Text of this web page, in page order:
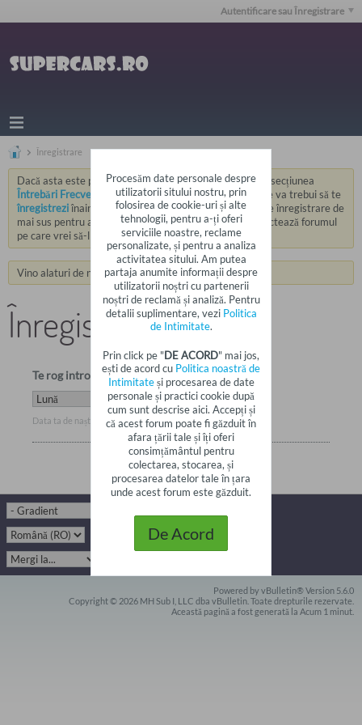
Autentificare sau Înregistrare
Înregistrare
Dacă asta este prima ta vizită, asigură-te că ai verificat secțiunea
Întrebări Frecvente
prin click pe linkul de mai sus. Poate va trebui să te
înregistreziînainte de a putea posta: dă click pe linkul de înregistrare de
mai sus pentru a continua. Pentru a vedea mesaje, selectează forumul
pe care vrei să-l vizitezi din selecția de mai jos.
Vino alaturi de noi peFacebook,TwittersiYoutube.
Înregistrare
Te rog introdu data ta de naștere
Data ta de naștere nu se poate modifica după înregistrare.
Powered by vBulletin® Version 5.6.0
Copyright © 2026 MH Sub I, LLC dba vBulletin. Toate drepturile rezervate.
Această pagină a fost generată la Acum 1 minut.
Procesăm date personale despre
utilizatorii sitului nostru, prin
folosirea de cookie-uri și alte
tehnologii, pentru a-ți oferi
serviciile noastre, reclame
personalizate, și pentru a analiza
activitatea sitului. Am putea
partaja anumite informații despre
utilizatorii noștri cu partenerii
noștri de reclamă și analiză. Pentru
detalii suplimentare, vezi Politica
de Intimitate.
Prin click pe "DE ACORD" mai jos,
ești de acord cu Politica noastră de
Intimitateși procesarea de date
personale și practici cookie după
cum sunt descrise aici. Accepți și
că acest forum poate fi găzduit în
afara țării tale și îți oferi
consimțământul pentru
colectarea, stocarea, și
procesarea datelor tale în țara
unde acest forum este găzduit.
De Acord